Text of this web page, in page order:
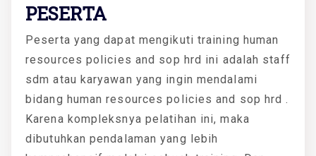
PESERTA
Peserta yang dapat mengikuti training human
resources policies and sop hrd ini adalah staff
sdm atau karyawan yang ingin mendalami
bidang human resources policies and sop hrd .
Karena kompleksnya pelatihan ini, maka
dibutuhkan pendalaman yang lebih